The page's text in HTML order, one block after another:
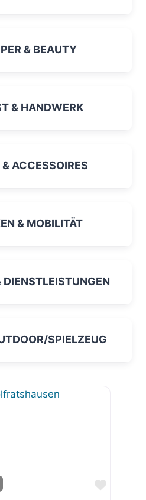
& BEAUTY
& HANDWERK
ACCESSOIRES
& MOBILITÄT
DIENSTLEISTUNGEN
SPIELZEUG
Favorit